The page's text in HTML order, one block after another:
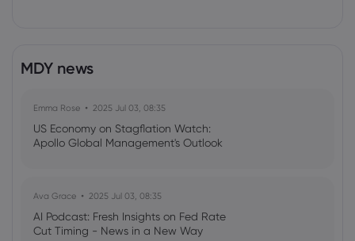
MDY news
Emma Rose 2025 Jul 03, 08:35
US Economy on Stagflation Watch:
Apollo Global Management's Outlook
Ava Grace 2025 Jul 03, 08:35
AI Podcast: Fresh Insights on Fed Rate
Cut Timing - News in a New Way